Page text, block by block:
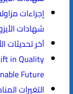
إجراءات
شهادات
آخر تحديثات الأيزو 9001 دمج
in Quality
Future
التغيرات